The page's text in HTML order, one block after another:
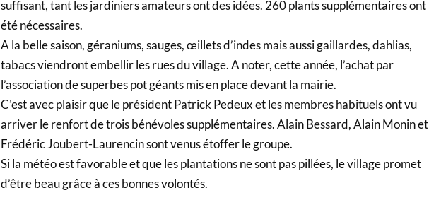
suffisant, tant les jardiniers amateurs ont des idées. 260 plants supplémentaires ont
été nécessaires.
A la belle saison, géraniums, sauges, œillets d’indes mais aussi gaillardes, dahlias,
tabacs viendront embellir les rues du village. A noter, cette année, l’achat par
l’association de superbes pot géants mis en place devant la mairie.
C’est avec plaisir que le président Patrick Pedeux et les membres habituels ont vu
arriver le renfort de trois bénévoles supplémentaires. Alain Bessard, Alain Monin et
Frédéric Joubert-Laurencin sont venus étoffer le groupe.
Si la météo est favorable et que les plantations ne sont pas pillées, le village promet
d’être beau grâce à ces bonnes volontés.